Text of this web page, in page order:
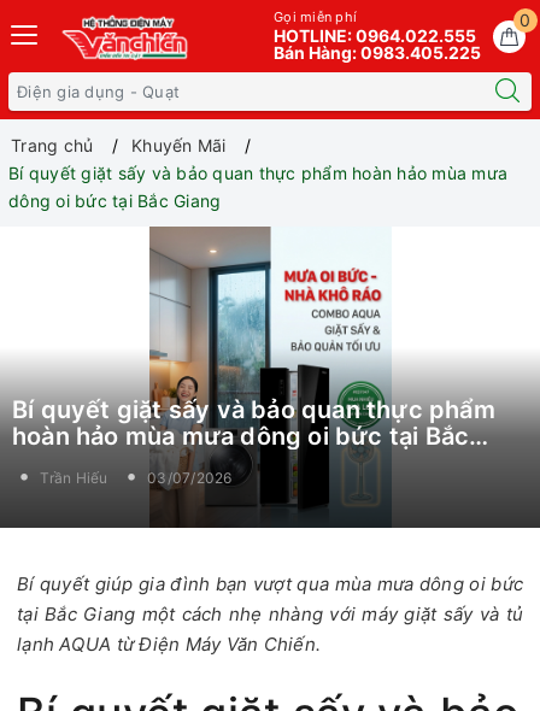
0
Gọi miễn phí
HOTLINE: 0964.022.555
Bán Hàng: 0983.405.225
Trang chủ
Khuyến Mãi
Bí quyết giặt sấy và bảo quan thực phẩm hoàn hảo mùa mưa
dông oi bức tại Bắc Giang
Bí quyết giặt sấy và bảo quan thực phẩm
hoàn hảo mùa mưa dông oi bức tại Bắc
Trần Hiếu 03/07/2026
Bí quyết giúp gia đình bạn vượt qua mùa mưa dông oi bức
tại Bắc Giang một cách nhẹ nhàng với máy giặt sấy và tủ
lạnh AQUA từ Điện Máy Văn Chiến.